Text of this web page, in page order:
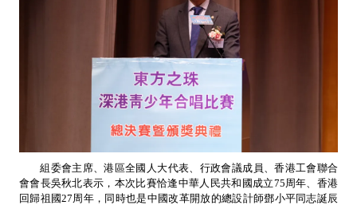
組委會主席、港區全國人大代表、行政會議成員、香港工會聯合
會會長吳秋北表示，本次比賽恰逢中華人民共和國成立75周年、香港
回歸祖國27周年，同時也是中國改革開放的總設計師鄧小平同志誕辰